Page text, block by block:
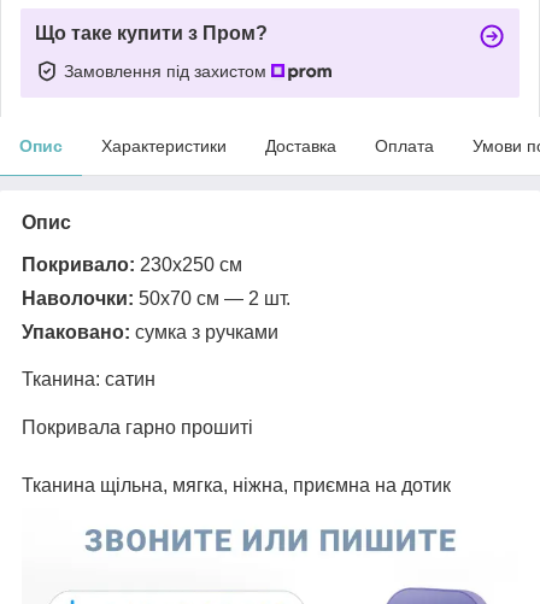
Що таке купити з Пром?
Замовлення під захистом
Опис Характеристики Доставка Оплата Умови
Опис
Покривало: 230х250 см
Наволочки: 50х70 см — 2 шт.
Упаковано: сумка з ручками
Тканина: сатин
Покривала гарно прошиті
Тканина щільна, мягка, ніжна, приємна на дотик